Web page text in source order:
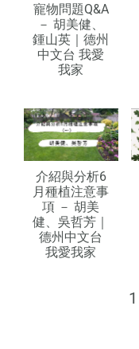
寵物問題Q&A
－ 胡美健、
鍾山英｜德州
中文台 我愛
我家
介紹與分析6
月種植注意事
項 － 胡美
健、吳哲芳｜
德州中文台
我愛我家
1